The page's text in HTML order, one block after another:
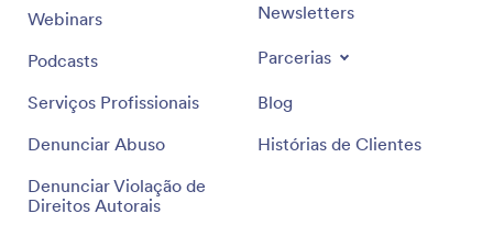
Webinars
Podcasts
Serviços Profissionais
Denunciar Abuso
Denunciar Violação de
Direitos Autorais
Newsletters
Parcerias
Blog
Histórias de Clientes